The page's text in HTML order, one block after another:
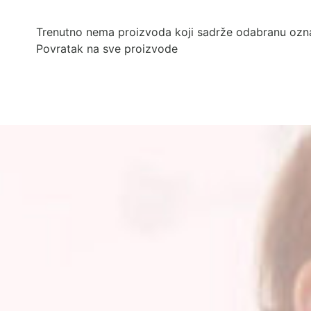
Trenutno nema proizvoda koji sadrže odabranu
Povratak na sve proizvode